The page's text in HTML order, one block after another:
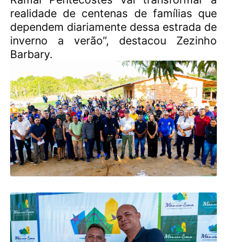
realidade de centenas de famílias que
dependem diariamente dessa estrada de
inverno a verão”, destacou Zezinho
Barbary.